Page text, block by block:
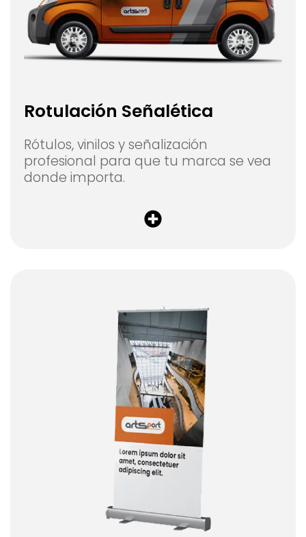
Rotulación Señalética
Rótulos, vinilos y señalización
profesional para que tu marca se vea
donde importa.